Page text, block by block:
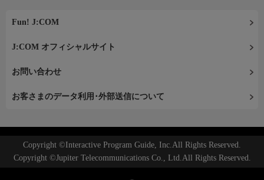
Fun! J:COM
J:COM オフィシャルサイト
お問い合わせ
お客さまのデータ利用･外部送信について
Copyright ©Interactive Program Guide, Inc.All Rights Reserved.
Copyright ©Jupiter Telecommunications Co., Ltd.All Rights Reserved.